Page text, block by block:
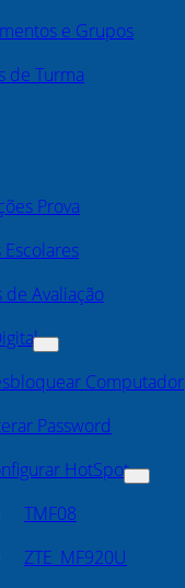
e Grupos
de Turma
Prova
Escolares
de Avaliação
Computador
Password
HotSpot
TMF08
ZTE_MF920U